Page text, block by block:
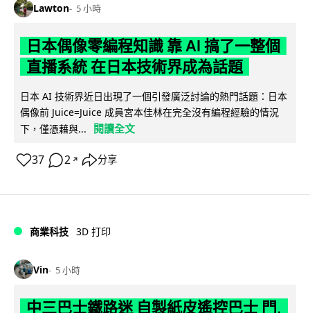
Lawton 5 小時
日本偶像零編程知識 靠 AI 搞了一整個
直播系統 在日本技術界成為話題
日本 AI 技術界近日出現了一個引發廣泛討論的熱門話題：日本
偶像前 Juice=Juice 成員宮本佳林在完全沒有編程經驗的情況
下，僅憑藉與...
閱讀全文
37 2 ↗ 分享
商業科技 3D 打印
Vin 5 小時
中三巴士鐵路迷 自製紙皮遙控巴士 門,